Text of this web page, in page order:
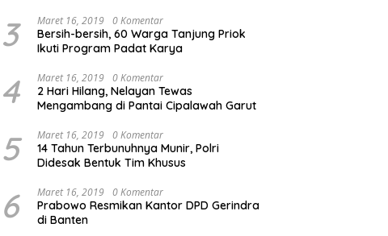
3 Maret 16, 2019 0 Komentar
Bersih-bersih, 60 Warga Tanjung Priok
Ikuti Program Padat Karya
4 Maret 16, 2019 0 Komentar
2 Hari Hilang, Nelayan Tewas
Mengambang di Pantai Cipalawah Garut
5 Maret 16, 2019 0 Komentar
14 Tahun Terbunuhnya Munir, Polri
Didesak Bentuk Tim Khusus
6 Maret 16, 2019 0 Komentar
Prabowo Resmikan Kantor DPD Gerindra
di Banten